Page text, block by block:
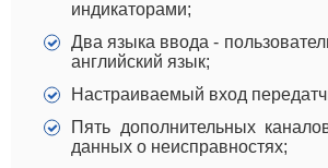
индикаторами;
Два языка ввода -
английский язык;
Настраиваемый вход
Пять дополнительных
данных о неисправностях;